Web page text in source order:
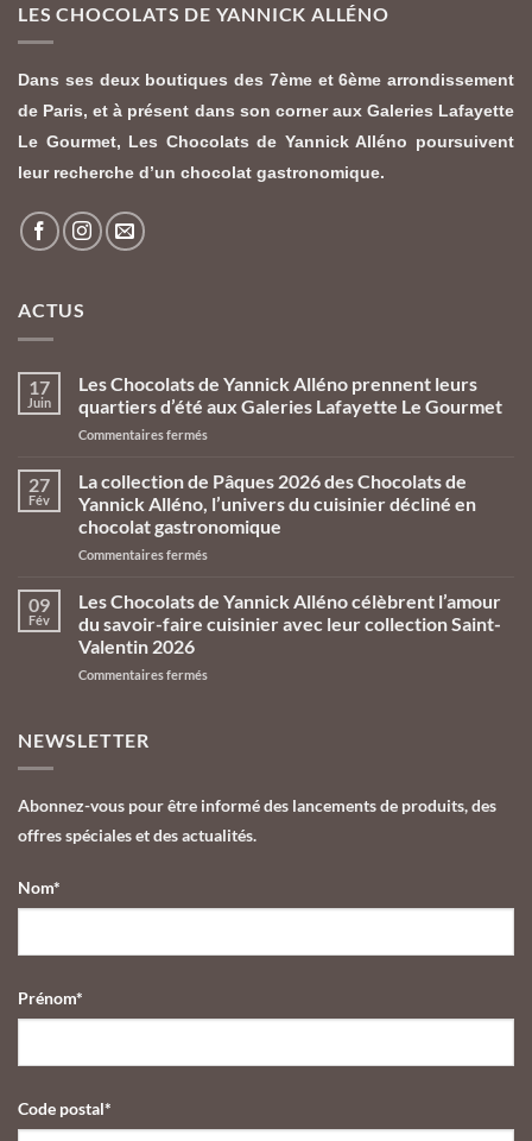
LES CHOCOLATS DE YANNICK ALLÉNO
Dans ses deux boutiques des 7ème et 6ème arrondissement
de Paris, et à présent dans son corner aux Galeries Lafayette
Le Gourmet, Les Chocolats de Yannick Alléno poursuivent
leur recherche d’un chocolat gastronomique.
ACTUS
17
Juin
Les Chocolats de Yannick Alléno prennent leurs
quartiers d’été aux Galeries Lafayette Le Gourmet
Commentaires ferméssur
Chocolats
de
Yannick
Alléno
prennent
quartiers
d’été
aux
Lafayette
27
Fév
La collection de Pâques 2026 des Chocolats de
Yannick Alléno, l’univers du cuisinier décliné en
chocolat gastronomique
Commentaires ferméssur
collection
de
Pâques
des
cuisinier
décliné
09
Fév
Les Chocolats de Yannick Alléno célèbrent l’amour
du savoir-faire cuisinier avec leur collection Saint-
Valentin 2026
Commentaires ferméssur
l’amour
du
collection
2026
NEWSLETTER
Abonnez-vous pour être informé des lancements de produits, des
offres spéciales et des actualités.
Nom*
Prénom*
Code postal*